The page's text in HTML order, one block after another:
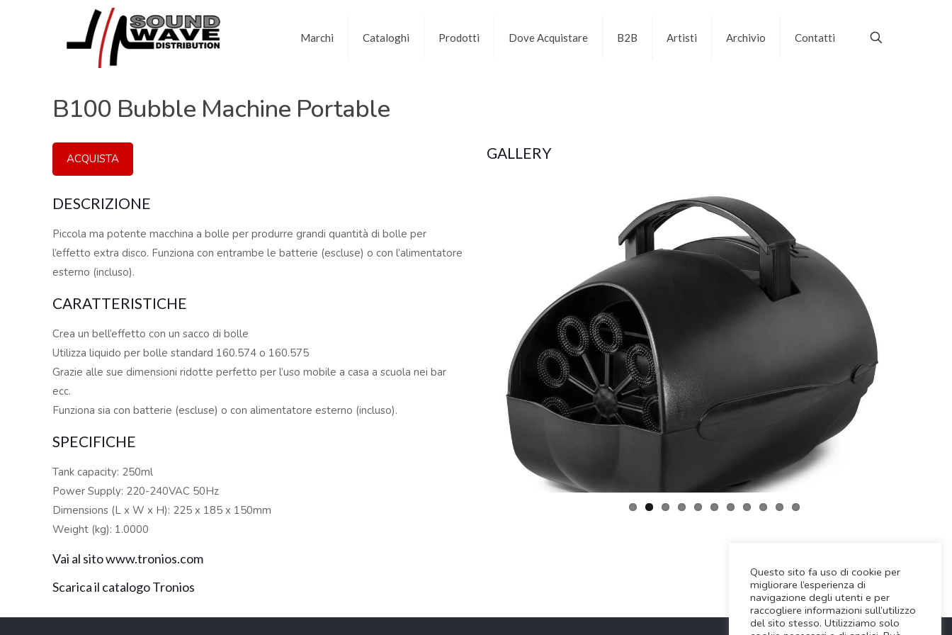
Marchi Cataloghi Prodotti Dove Acquistare B2B Artisti Archivio Contatti
B100 Bubble Machine Portable
ACQUISTA
DESCRIZIONE
Piccola ma potente macchina a bolle per produrre grandi quantità di bolle per
l’effetto extra disco. Funziona con entrambe le batterie (escluse) o con l’alimentatore
esterno (incluso).
CARATTERISTICHE
Crea un bell’effetto con un sacco di bolle
Utilizza liquido per bolle standard 160.574 o 160.575
Grazie alle sue dimensioni ridotte perfetto per l’uso mobile a casa a scuola nei bar
ecc.
Funziona sia con batterie (escluse) o con alimentatore esterno (incluso).
SPECIFICHE
Tank capacity: 250ml
Power Supply: 220-240VAC 50Hz
Dimensions (L x W x H): 225 x 185 x 150mm
Weight (kg): 1.0000
Vai al sito www.tronios.com
Scarica il catalogo Tronios
GALLERY
Questo sito fa uso di cookie per
migliorare l’esperienza di
navigazione degli utenti e per
raccogliere informazioni sull’utilizzo
del sito stesso. Utilizziamo solo